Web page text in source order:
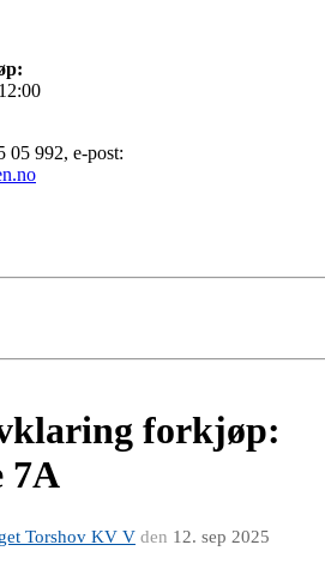
05 992, e-post:
forkjøp:
7A
Torshov KV V den 12. sep 2025